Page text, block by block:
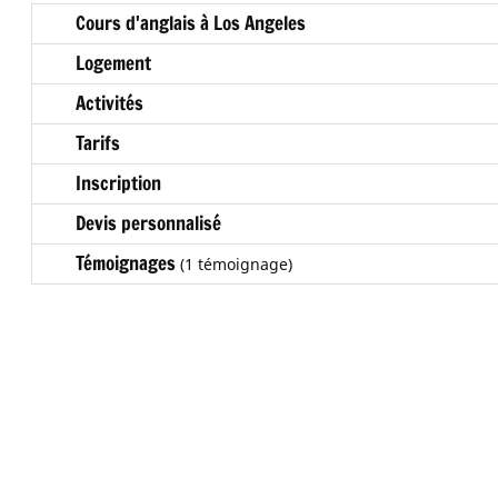
Cours d'anglais à Los Angeles
Logement
Activités
Tarifs
Inscription
Devis personnalisé
Témoignages (1 témoignage)